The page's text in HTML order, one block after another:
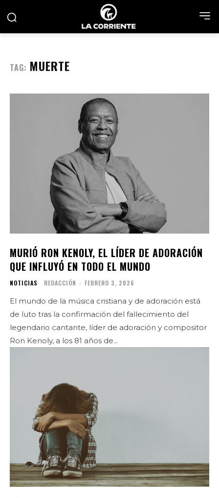
TAG: MUERTE
MURIÓ RON KENOLY, EL LÍDER DE ADORACIÓN
QUE INFLUYÓ EN TODO EL MUNDO
NOTICIAS REDACCIÓN - FEBRERO 3, 2026
El mundo de la música cristiana y de adoración está
de luto tras la confirmación del fallecimiento del
legendario cantante, líder de adoración y compositor
Ron Kenoly, a los 81 años de...